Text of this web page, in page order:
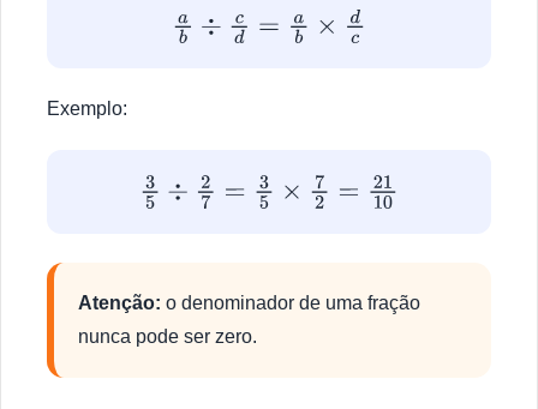
ab ÷c d= ab× dc
Exemplo:
35 ÷2 7= 35×72 =2110
Atenção: o denominador de uma fração
nunca pode ser zero.